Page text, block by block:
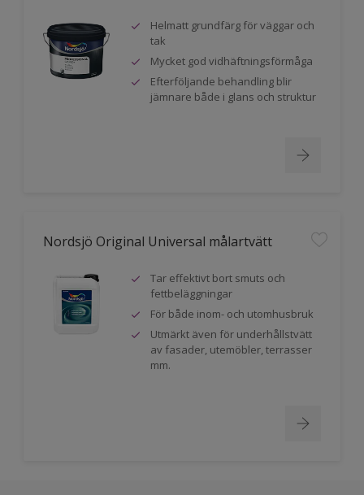
Helmatt grundfärg för väggar och
tak
Mycket god vidhäftningsförmåga
Efterföljande behandling blir
jämnare både i glans och struktur
Nordsjö Original Universal målartvätt
Tar effektivt bort smuts och
fettbeläggningar
För både inom- och utomhusbruk
Utmärkt även för underhållstvätt
av fasader, utemöbler, terrasser
mm.